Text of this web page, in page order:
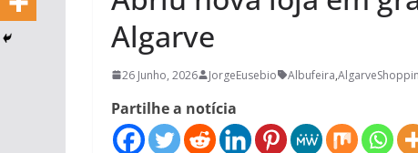
Algarve
26 Junho, 2026 JorgeEusebio Albufeira,
Partilhe a notícia